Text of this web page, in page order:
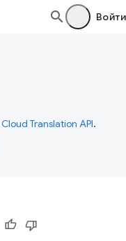
Войти
Cloud Translation API.